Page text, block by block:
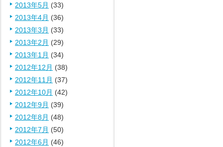
2013年5月 (33)
2013年4月 (36)
2013年3月 (33)
2013年2月 (29)
2013年1月 (34)
2012年12月 (38)
2012年11月 (37)
2012年10月 (42)
2012年9月 (39)
2012年8月 (48)
2012年7月 (50)
2012年6月 (46)